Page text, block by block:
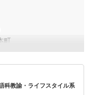
町
科教諭・ライフスタイル系